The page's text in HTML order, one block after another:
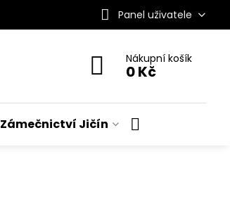
Panel uživatele
Nákupní košík
0 Kč
Zámečnictví Jičín